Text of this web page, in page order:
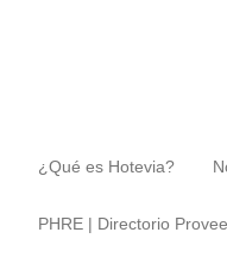
¿Qué es Hotevia?
PHRE | Directorio